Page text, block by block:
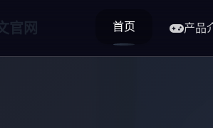
官网 首页 产品